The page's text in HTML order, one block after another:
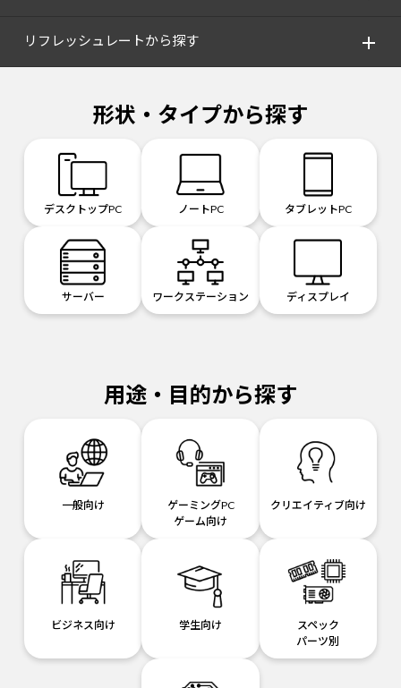
リフレッシュレートから探す
形状・タイプから探す
デスクトップPC ノートPC タブレットPC
サーバー ワークステーション ディスプレイ
用途・目的から探す
一般向け
ゲーミングPC
ゲーム向け
クリエイティブ向け
ビジネス向け 学生向け
スペック
パーツ別